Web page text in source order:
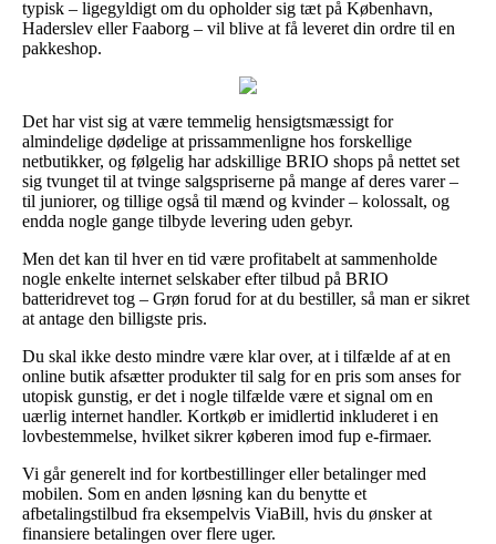
typisk – ligegyldigt om du opholder sig tæt på København,
Haderslev eller Faaborg – vil blive at få leveret din ordre til en
pakkeshop.
Det har vist sig at være temmelig hensigtsmæssigt for
almindelige dødelige at prissammenligne hos forskellige
netbutikker, og følgelig har adskillige BRIO shops på nettet set
sig tvunget til at tvinge salgspriserne på mange af deres varer –
til juniorer, og tillige også til mænd og kvinder – kolossalt, og
endda nogle gange tilbyde levering uden gebyr.
Men det kan til hver en tid være profitabelt at sammenholde
nogle enkelte internet selskaber efter tilbud på BRIO
batteridrevet tog – Grøn forud for at du bestiller, så man er sikret
at antage den billigste pris.
Du skal ikke desto mindre være klar over, at i tilfælde af at en
online butik afsætter produkter til salg for en pris som anses for
utopisk gunstig, er det i nogle tilfælde være et signal om en
uærlig internet handler. Kortkøb er imidlertid inkluderet i en
lovbestemmelse, hvilket sikrer køberen imod fup e-firmaer.
Vi går generelt ind for kortbestillinger eller betalinger med
mobilen. Som en anden løsning kan du benytte et
afbetalingstilbud fra eksempelvis ViaBill, hvis du ønsker at
finansiere betalingen over flere uger.